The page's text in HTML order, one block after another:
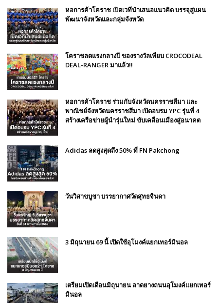
หอการค้าโคราช เปิดเวทีนำเสนอแนวคิด บรรจุสู่แผน
พัฒนาจังหวัดและกลุ่มจังหวัด
โคราชลดแรงกลางปี ของรางวัลเพียบ CROCODEAL
DEAL-RANGER มาแล้ว!!
หอการค้าโคราช ร่วมกับจังหวัดนครราชสีมา และ
พาณิชย์จังหวัดนครราชสีมา เปิดอบรม YPC รุ่นที่ 4
สร้างเครือข่ายผู้นำรุ่นใหม่ ขับเคลื่อนเมืองสู่อนาคต
Adidas ลดสูงสุดถึง 50% ที่ FN Pakchong
วันวิสาขบูชา บรรยากาศวัดสุทธจินดา
3 มิถุนายน 69 นี้ เปิดใช้อุโมงค์แยกเทอร์มินอล
เตรียมเปิดเดือนมิถุนายน ลาดยางถนนอุโมงค์แยกเทอร์
มินอล